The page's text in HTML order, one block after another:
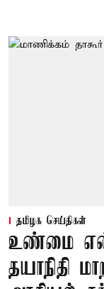
தமிழக செய்திகள்
உண்மை
தயாநிதி